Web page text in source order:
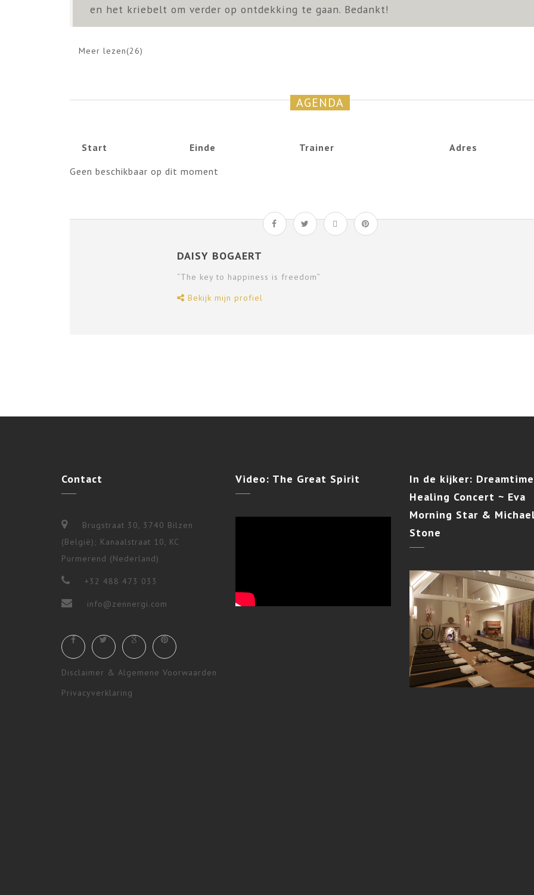
en het kriebelt om verder op ontdekking te gaan. Bedankt!
Meer lezen(26)
AGENDA
Start Einde Trainer
Adres
Geen beschikbaar op dit moment
DAISY BOGAERT
“The key to happiness is freedom”
Bekijk mijn profiel
Contact
Brugstraat 30, 3740 Bilzen
(België); Kanaalstraat 10, KC
Purmerend (Nederland)
+32 488 473 033
info@zennergi.com
Disclaimer & Algemene Voorwaarden
Privacyverklaring
Video: The Great Spirit In de kijker: Dreamtime
Healing Concert ~ Eva
Morning Star &
Stone